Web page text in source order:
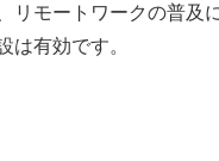
リモートワークの普及
は有効です。